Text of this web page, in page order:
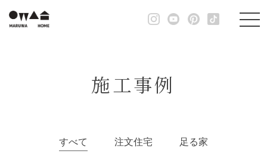
施工事例
すべて 注文住宅 足る家